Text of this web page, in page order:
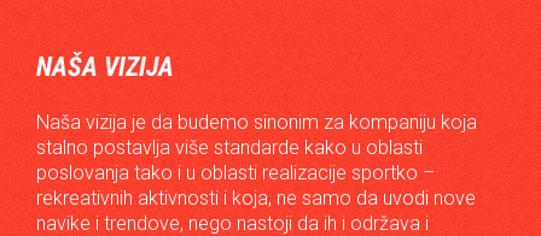
NAŠA VIZIJA
Naša vizija je da budemo sinonim za kompaniju koja
stalno postavlja više standarde kako u oblasti
poslovanja tako i u oblasti realizacije sportko –
rekreativnih aktivnosti i koja, ne samo da uvodi nove
navike i trendove, nego nastoji da ih i održava i